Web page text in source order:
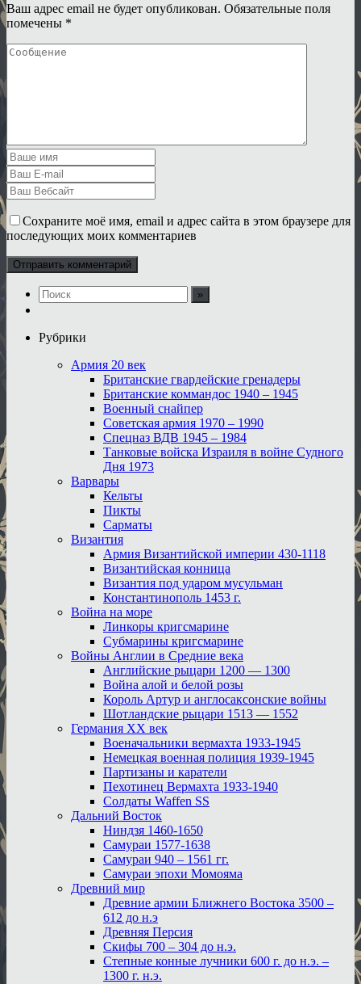
Ваш адрес email не будет опубликован. Обязательные поля
помечены *
Сохраните моё имя, email и адрес сайта в этом браузере для
последующих моих комментариев
Рубрики
Армия 20 век
Британские гвардейские гренадеры
Британские коммандос 1940 – 1945
Военный снайпер
Советская армия 1970 – 1990
Спецназ ВДВ 1945 – 1984
Танковые войска Израиля в войне Судного
Дня 1973
Варвары
Кельты
Пикты
Сарматы
Византия
Армия Византийской империи 430-1118
Византийская конница
Византия под ударом мусульман
Константинополь 1453 г.
Война на море
Линкоры кригсмарине
Субмарины кригсмарине
Войны Англии в Средние века
Английские рыцари 1200 — 1300
Война алой и белой розы
Король Артур и англосаксонские войны
Шотландские рыцари 1513 — 1552
Германия XX век
Военачальники вермахта 1933-1945
Немецкая военная полиция 1939-1945
Партизаны и каратели
Пехотинец Вермахта 1933-1940
Солдаты Waffen SS
Дальний Восток
Ниндзя 1460-1650
Самураи 1577-1638
Самураи 940 – 1561 гг.
Самураи эпохи Момояма
Древний мир
Древние армии Ближнего Востока 3500 –
612 до н.э
Древняя Персия
Скифы 700 – 304 до н.э.
Степные конные лучники 600 г. до н.э. –
1300 г. н.э.